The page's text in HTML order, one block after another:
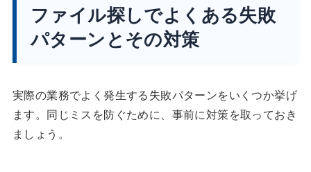
ファイル探しでよくある失敗
パターンとその対策
実際の業務でよく発生する失敗パターンをいくつか挙げ
ます。同じミスを防ぐために、事前に対策を取っておき
ましょう。